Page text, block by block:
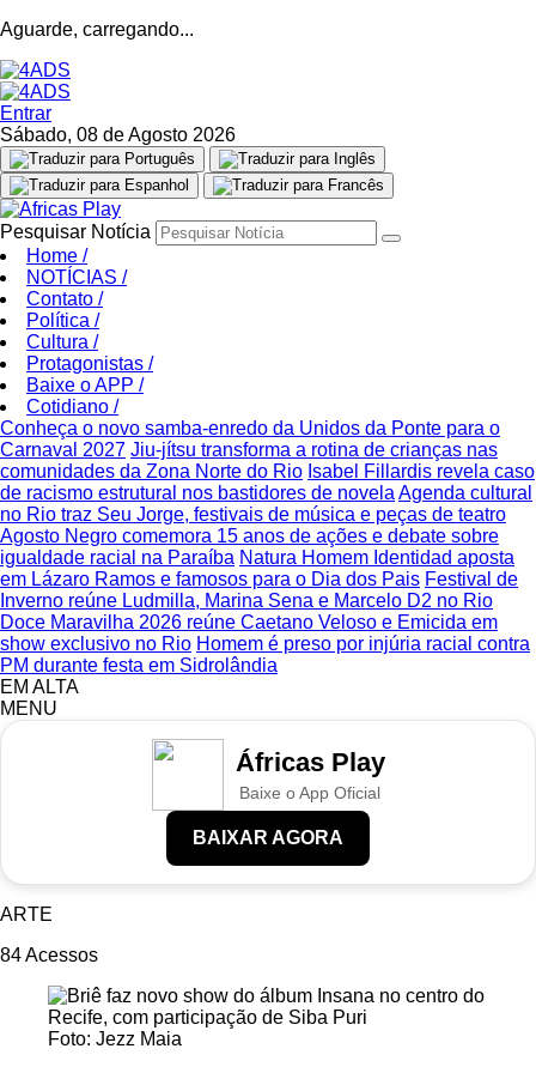
Aguarde, carregando...
Entrar
Sábado, 08 de Agosto 2026
Pesquisar Notícia
Home /
NOTÍCIAS /
Contato /
Política /
Cultura /
Protagonistas /
Baixe o APP /
Cotidiano /
Conheça o novo samba-enredo da Unidos da Ponte para o
Carnaval 2027 Jiu-jítsu transforma a rotina de crianças nas
comunidades da Zona Norte do Rio Isabel Fillardis revela caso
de racismo estrutural nos bastidores de novela Agenda cultural
no Rio traz Seu Jorge, festivais de música e peças de teatro
Agosto Negro comemora 15 anos de ações e debate sobre
igualdade racial na Paraíba Natura Homem Identidad aposta
em Lázaro Ramos e famosos para o Dia dos Pais Festival de
Inverno reúne Ludmilla, Marina Sena e Marcelo D2 no Rio
Doce Maravilha 2026 reúne Caetano Veloso e Emicida em
show exclusivo no Rio Homem é preso por injúria racial contra
PM durante festa em Sidrolândia
EM ALTA
MENU
Áfricas Play
Baixe o App Oficial
BAIXAR AGORA
ARTE
84Acessos
Foto: Jezz Maia